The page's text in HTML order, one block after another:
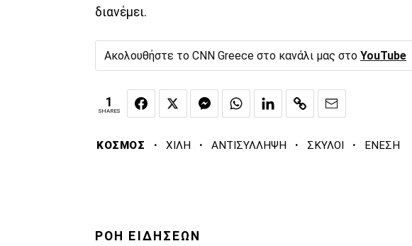
διανέμει.
Ακολουθήστε το CNN Greece στο κανάλι μας στο YouTube
1
SHARES
ΚΟΣΜΟΣ · ΧΙΛΗ · ΑΝΤΙΣΥΛΛΗΨΗ · ΣΚΥΛΟΙ · ΕΝΕΣΗ
ΡΟΗ ΕΙΔΗΣΕΩΝ